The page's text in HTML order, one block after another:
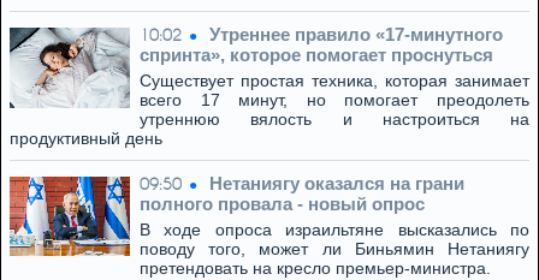
10:02
Утреннее правило «17-минутного
спринта», которое помогает проснуться
Существует простая техника, которая занимает
всего 17 минут, но помогает преодолеть
утреннюю вялость и настроиться на
продуктивный день
09:50
Нетаниягу оказался на грани
полного провала - новый опрос
В ходе опроса израильтяне высказались по
поводу того, может ли Биньямин Нетаниягу
претендовать на кресло премьер-министра.